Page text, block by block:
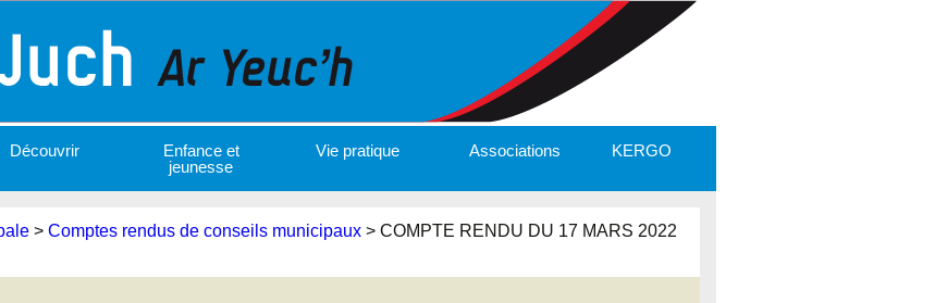
Découvrir
Enfance et
jeunesse
Vie pratique Associations KERGO
> Comptes rendus de conseils municipaux> COMPTE RENDU DU 17 MARS 2022